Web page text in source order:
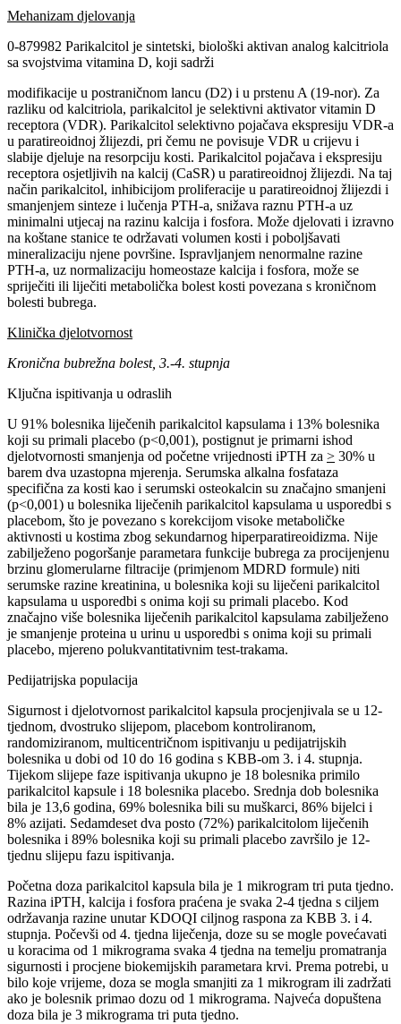
Mehanizam djelovanja
0-879982 Parikalcitol je sintetski, biološki aktivan analog kalcitriola
sa svojstvima vitamina D, koji sadrži
modifikacije u postraničnom lancu (D2) i u prstenu A (19-nor). Za
razliku od kalcitriola, parikalcitol je selektivni aktivator vitamin D
receptora (VDR). Parikalcitol selektivno pojačava ekspresiju VDR-a
u paratireoidnoj žlijezdi, pri čemu ne povisuje VDR u crijevu i
slabije djeluje na resorpciju kosti. Parikalcitol pojačava i ekspresiju
receptora osjetljivih na kalcij (CaSR) u paratireoidnoj žlijezdi. Na taj
način parikalcitol, inhibicijom proliferacije u paratireoidnoj žlijezdi i
smanjenjem sinteze i lučenja PTH-a, snižava raznu PTH-a uz
minimalni utjecaj na razinu kalcija i fosfora. Može djelovati i izravno
na koštane stanice te održavati volumen kosti i poboljšavati
mineralizaciju njene površine. Ispravljanjem nenormalne razine
PTH-a, uz normalizaciju homeostaze kalcija i fosfora, može se
spriječiti ili liječiti metabolička bolest kosti povezana s kroničnom
bolesti bubrega.
Klinička djelotvornost
Kronična bubrežna bolest, 3.-4. stupnja
Ključna ispitivanja u odraslih
U 91% bolesnika liječenih parikalcitol kapsulama i 13% bolesnika
koji su primali placebo (p<0,001), postignut je primarni ishod
djelotvornosti smanjenja od početne vrijednosti iPTH za > 30% u
barem dva uzastopna mjerenja. Serumska alkalna fosfataza
specifična za kosti kao i serumski osteokalcin su značajno smanjeni
(p<0,001) u bolesnika liječenih parikalcitol kapsulama u usporedbi s
placebom, što je povezano s korekcijom visoke metaboličke
aktivnosti u kostima zbog sekundarnog hiperparatireoidizma. Nije
zabilježeno pogoršanje parametara funkcije bubrega za procijenjenu
brzinu glomerularne filtracije (primjenom MDRD formule) niti
serumske razine kreatinina, u bolesnika koji su liječeni parikalcitol
kapsulama u usporedbi s onima koji su primali placebo. Kod
značajno više bolesnika liječenih parikalcitol kapsulama zabilježeno
je smanjenje proteina u urinu u usporedbi s onima koji su primali
placebo, mjereno polukvantitativnim test-trakama.
Pedijatrijska populacija
Sigurnost i djelotvornost parikalcitol kapsula procjenjivala se u 12-
tjednom, dvostruko slijepom, placebom kontroliranom,
randomiziranom, multicentričnom ispitivanju u pedijatrijskih
bolesnika u dobi od 10 do 16 godina s KBB-om 3. i 4. stupnja.
Tijekom slijepe faze ispitivanja ukupno je 18 bolesnika primilo
parikalcitol kapsule i 18 bolesnika placebo. Srednja dob bolesnika
bila je 13,6 godina, 69% bolesnika bili su muškarci, 86% bijelci i
8% azijati. Sedamdeset dva posto (72%) parikalcitolom liječenih
bolesnika i 89% bolesnika koji su primali placebo završilo je 12-
tjednu slijepu fazu ispitivanja.
Početna doza parikalcitol kapsula bila je 1 mikrogram tri puta tjedno.
Razina iPTH, kalcija i fosfora praćena je svaka 2-4 tjedna s ciljem
održavanja razine unutar KDOQI ciljnog raspona za KBB 3. i 4.
stupnja. Počevši od 4. tjedna liječenja, doze su se mogle povećavati
u koracima od 1 mikrograma svaka 4 tjedna na temelju promatranja
sigurnosti i procjene biokemijskih parametara krvi. Prema potrebi, u
bilo koje vrijeme, doza se mogla smanjiti za 1 mikrogram ili zadržati
ako je bolesnik primao dozu od 1 mikrograma. Najveća dopuštena
doza bila je 3 mikrograma tri puta tjedno.